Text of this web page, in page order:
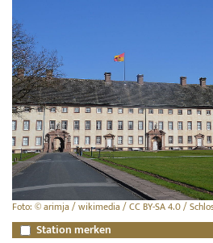
Foto: © arimja / wikimedia / CC BY-SA 4.0 /
Station merken